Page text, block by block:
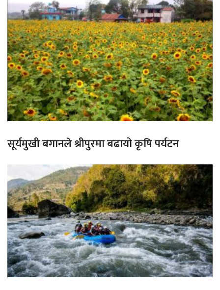
सूर्यमुखी बगानले श्रीपुरमा बढायो कृषि पर्यटन